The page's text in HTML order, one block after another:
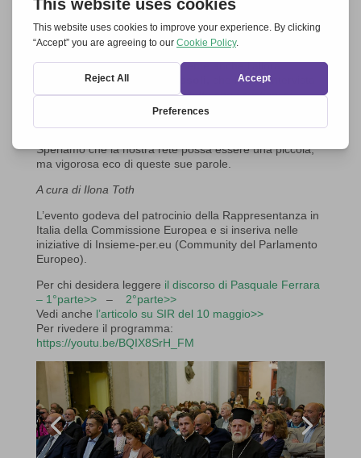
La preghiera ecumenica conclusiva ha visto unito nella
sua ricca diversità un piccolo popolo, rivolto verso Colui
che proprio quel giorno nella liturgia cattolica ripeteva:
Vi lascio la pace, vi do la mia pace.”( Gv 14,27).
Il 24 marzo del 2017 era presente anche l’allora
europarlamentare
che in una intervista
sottolineava: “Bisogna innanzitutto che i cristiani si
facciano sentire un po’ di più, e devono esserci reti nel
Speriamo che la nostra rete possa essere una piccola,
ma vigorosa eco di queste sue parole.
A cura di Ilona Toth
L’evento godeva del patrocinio della Rappresentanza in
Italia della Commissione Europea e si inseriva nelle
iniziative di Insieme-per.eu (Community del Parlamento
Europeo).
Per chi desidera leggere il discorso di Pasquale Ferrara
– 1°parte>>– 2°parte>>
Vedi anche l’articolo su SIR del 10 maggio>>
Per rivedere il programma:
https://youtu.be/BQIX8SrH_FM